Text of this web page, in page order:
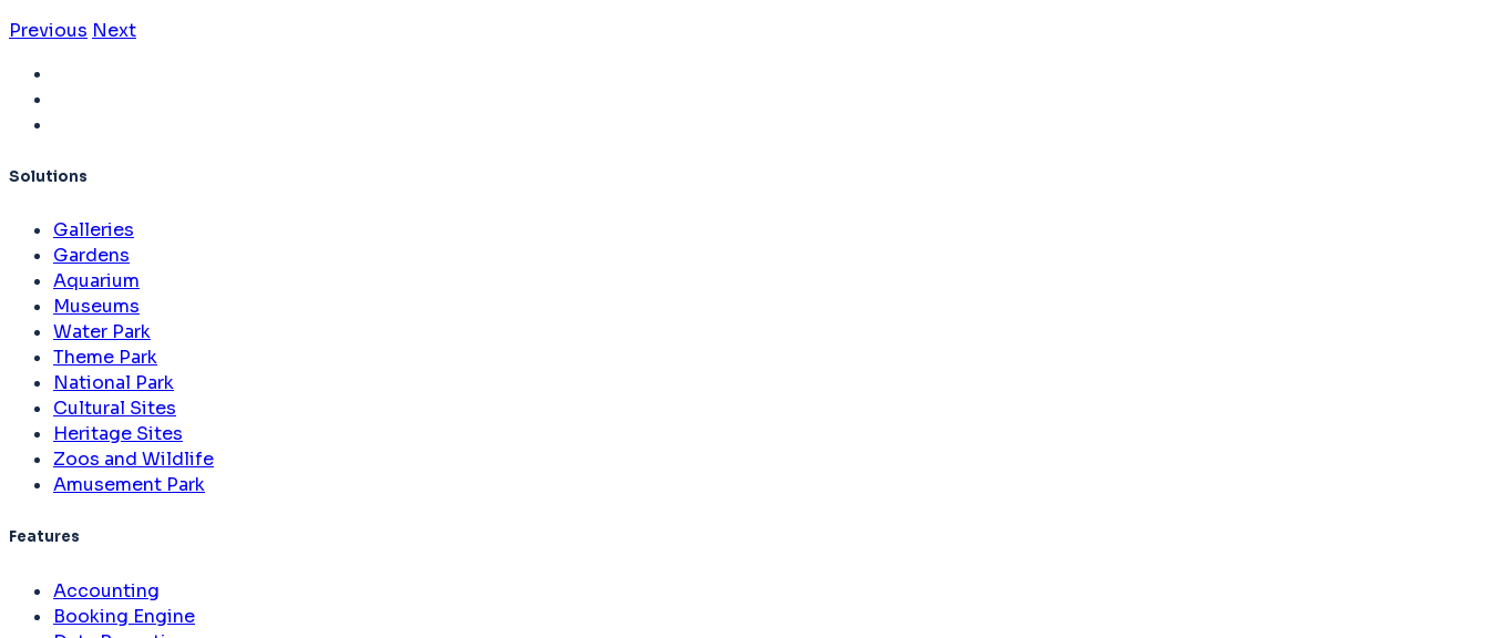
Previous Next
Solutions
Galleries
Gardens
Aquarium
Museums
Water Park
Theme Park
National Park
Cultural Sites
Heritage Sites
Zoos and Wildlife
Amusement Park
Features
Accounting
Booking Engine